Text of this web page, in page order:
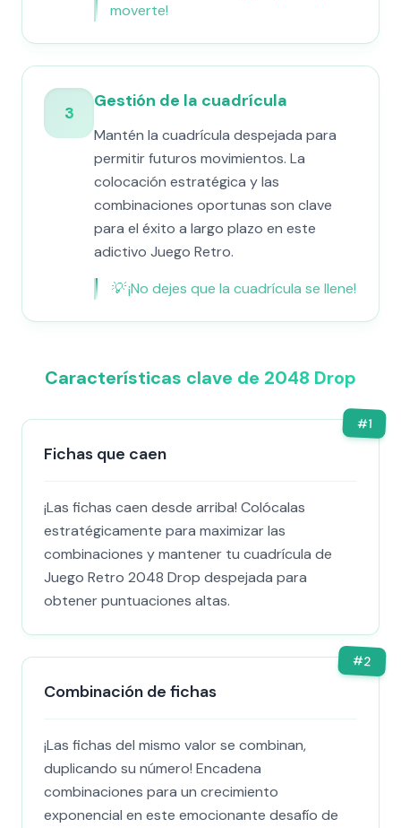
moverte!
3
Gestión de la cuadrícula
Mantén la cuadrícula despejada para
permitir futuros movimientos. La
colocación estratégica y las
combinaciones oportunas son clave
para el éxito a largo plazo en este
adictivo Juego Retro.
💡¡No dejes que la cuadrícula se llene!
Características clave de 2048 Drop
#1
Fichas que caen
¡Las fichas caen desde arriba! Colócalas
estratégicamente para maximizar las
combinaciones y mantener tu cuadrícula de
Juego Retro 2048 Drop despejada para
obtener puntuaciones altas.
#2
Combinación de fichas
¡Las fichas del mismo valor se combinan,
duplicando su número! Encadena
combinaciones para un crecimiento
exponencial en este emocionante desafío de